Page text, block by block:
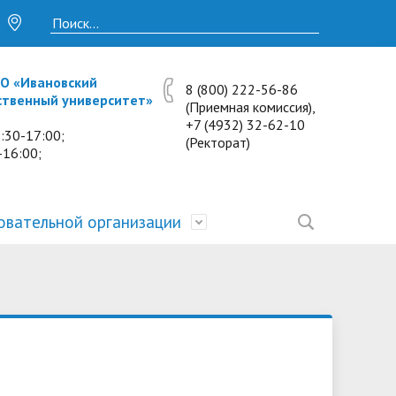
«Ивановский
университет»
17:00;
8 (800) 222-56-86
(Приемная комиссия),
+7 (4932) 32-62-10
(Ректорат)
• Научные журналы
• Разбор олимпиадных заданий
• Иностранным студентам
организации
и
• Материально-техническое